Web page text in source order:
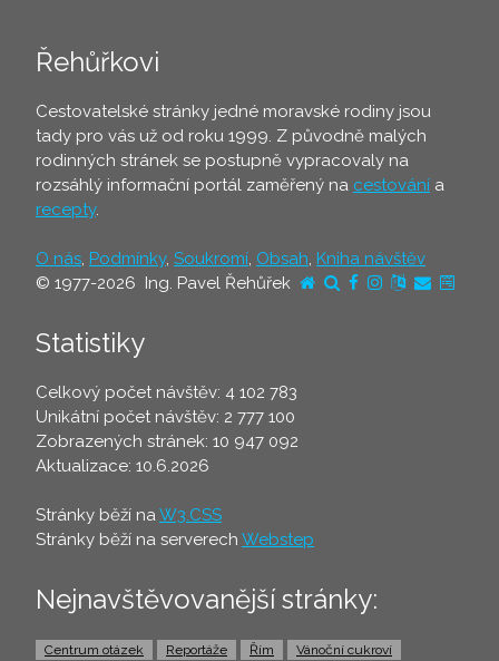
Řehůřkovi
Cestovatelské stránky jedné moravské rodiny jsou
tady pro vás už od roku 1999. Z původně malých
rodinných stránek se postupně vypracovaly na
rozsáhlý informační portál zaměřený na cestování a
recepty.
O nás, Podmínky, Soukromí, Obsah, Kniha návštěv
© 1977-2026 Ing. Pavel Řehůřek
Statistiky
Celkový počet návštěv: 4 102 783
Unikátní počet návštěv: 2 777 100
Zobrazených stránek: 10 947 092
Aktualizace: 10.6.2026
Stránky běží naW3.CSS
Stránky běží na serverech Webstep
Nejnavštěvovanější stránky:
Centrum otázek Reportáže Řím Vánoční cukroví